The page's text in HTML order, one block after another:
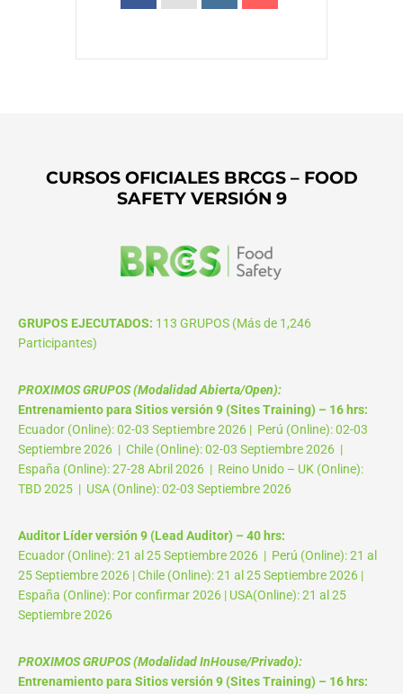
CURSOS OFICIALES BRCGS – FOOD
SAFETY VERSIÓN 9
GRUPOS EJECUTADOS: 113 GRUPOS (Más de 1,246
Participantes)
PROXIMOS GRUPOS (Modalidad Abierta/Open):
Entrenamiento para Sitios versión 9 (Sites Training) – 16 hrs:
Ecuador (Online): 02-03 Septiembre 2026 | Perú (Online): 02-03
Septiembre 2026 | Chile (Online): 02-03 Septiembre 2026 |
España (Online): 27-28 Abril 2026 | Reino Unido – UK (Online):
TBD 2025 | USA (Online): 02-03 Septiembre 2026
Auditor Líder versión 9 (Lead Auditor) – 40 hrs:
Ecuador (Online): 21 al 25 Septiembre 2026 | Perú (Online): 21 al
25 Septiembre 2026 | Chile (Online): 21 al 25 Septiembre 2026 |
España (Online): Por confirmar 2026 | USA(Online): 21 al 25
Septiembre 2026
PROXIMOS GRUPOS (Modalidad InHouse/Privado):
Entrenamiento para Sitios versión 9 (Sites Training) – 16 hrs: